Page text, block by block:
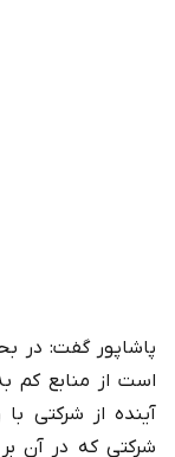
پاشاپور گفت: در
است از منابع کم
آینده از شرکتی با